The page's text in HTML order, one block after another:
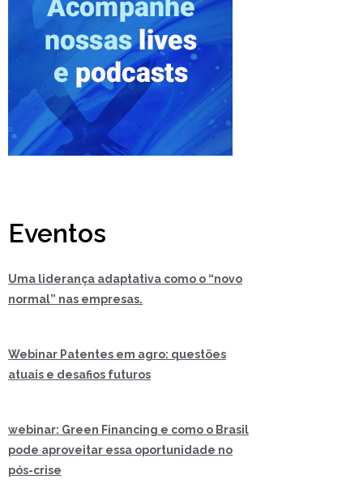
Eventos
Uma liderança adaptativa como o “novo
normal” nas empresas.
Webinar Patentes em agro: questões
atuais e desafios futuros
webinar: Green Financing e como o Brasil
pode aproveitar essa oportunidade no
pós-crise